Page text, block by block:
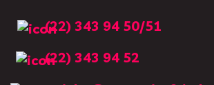
(22) 343 94 50/51
(22) 343 94 52